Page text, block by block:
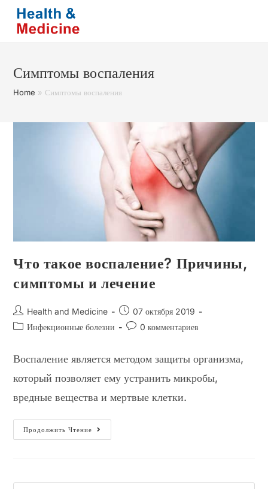
Перейти
содержимому
Симптомы воспаления
Home » Симптомы воспаления
Что такое воспаление? Причины,
симптомы и лечение
Автор
записи:
Health and Medicine
Запись
опубликована:
07 октября 2019
РубрикаИнфекционные болезни
Комментарии
0 комментариев
Воспаление является методом защиты организма,
который позволяет ему устранить микробы,
вредные вещества и мертвые клетки.
Продолжить Чтение
Что
Такое